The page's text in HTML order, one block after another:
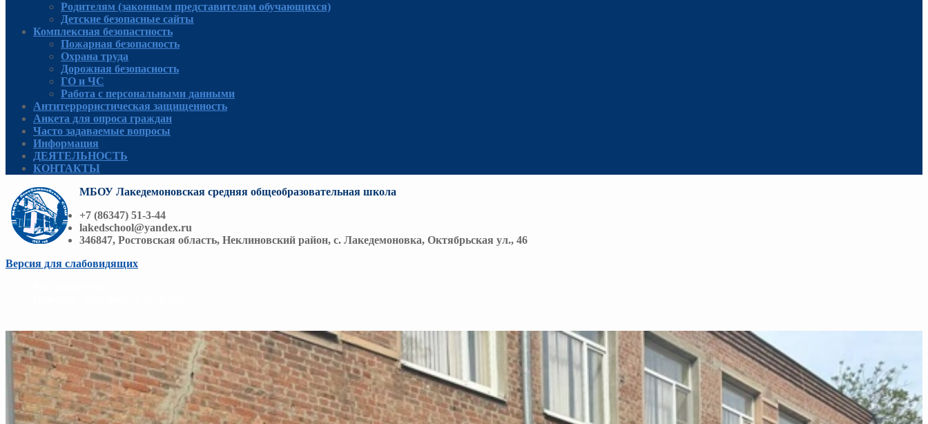
Родителям (законным представителям обучающихся)
Детские безопасные сайты
Комплексная безопастность
Пожарная безопасность
Охрана труда
Дорожная безопасность
ГО и ЧС
Работа с персональными данными
Антитеррористическая защищенность
Анкета для опроса граждан
Часто задаваемые вопросы
Информация
ДЕЯТЕЛЬНОСТЬ
КОНТАКТЫ
МБОУ Лакедемоновская средняя общеобразовательная школа
+7 (86347) 51-3-44
lakedschool@yandex.ru
346847, Ростовская область, Неклиновский район, с. Лакедемоновка, Октябрьская ул., 46
Версия для слабовидящих